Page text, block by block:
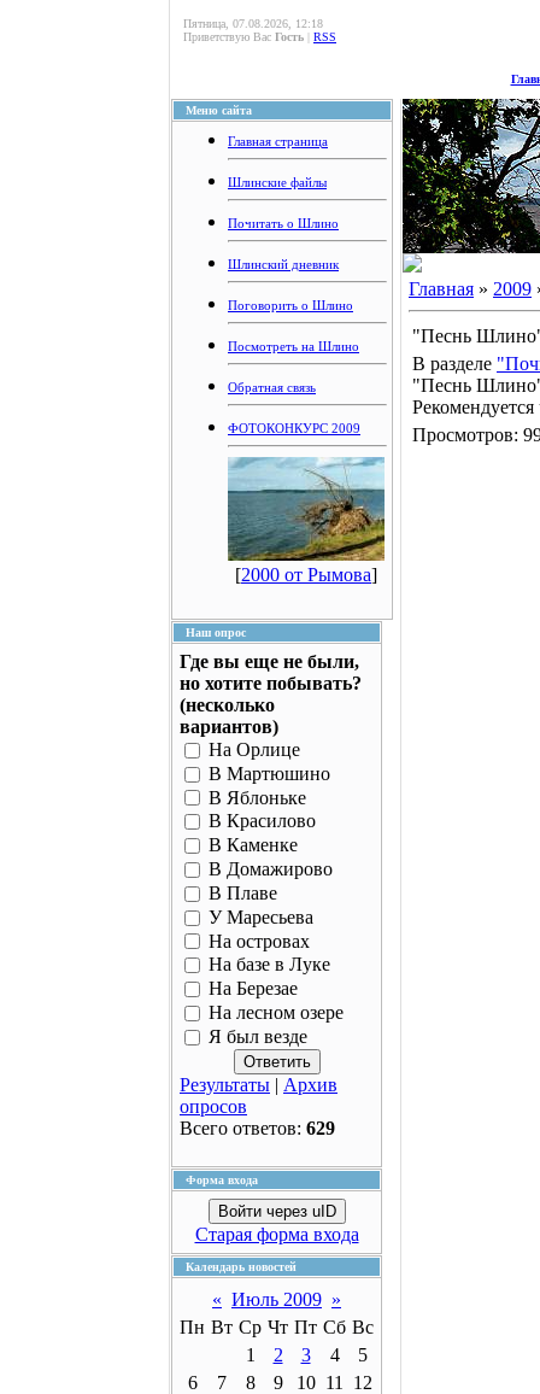
Пятница, 07.08.2026, 12:18
Приветствую Вас Гость | RSS
Меню сайта
Главная страница
Шлинские файлы
Почитать о Шлино
Шлинский дневник
Поговорить о Шлино
Посмотреть на Шлино
Обратная связь
ФОТОКОНКУРС 2009
[2000 от Рымова]
Наш опрос
Где вы еще не были,
но хотите побывать?
(несколько
вариантов)
На Орлице
В Мартюшино
В Яблоньке
В Красилово
В Каменке
В Домажирово
В Плаве
У Маресьева
На островах
На базе в Луке
На Березае
На лесном озере
Я был везде
Результаты | Архив
опросов
Всего ответов: 629
Форма входа
Войти через uID
Старая форма входа
Календарь новостей
« Июль 2009 »
Пн Вт Ср Чт Пт Сб Вс
1
2 3 4
5
6
7 8 9 10 11
12
Главная » 2009
"Песнь
В разделе
"Песнь
Рекомендуется
Просмотров: